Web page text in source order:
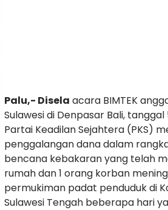
Palu,- Disela acara BIMTEK
Sulawesi di Denpasar Bali,
Partai Keadilan Sejahtera (PKS)
penggalangan dana dalam
bencana kebakaran yang telah
rumah dan 1 orang korban
permukiman padat penduduk di
Sulawesi Tengah beberapa hari